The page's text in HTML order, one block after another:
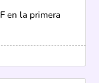
en la primera